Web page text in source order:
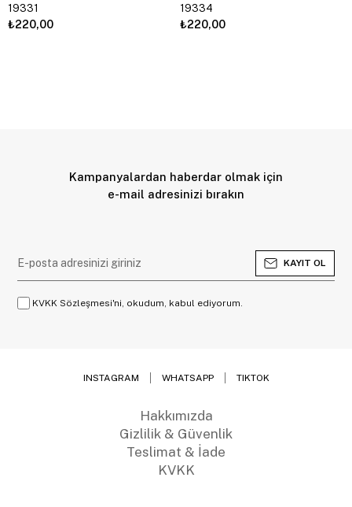
19331
₺220,00
19334
₺220,00
Kampanyalardan haberdar olmak için
e-mail adresinizi bırakın
KAYIT OL
KVKK Sözleşmesi'ni, okudum, kabul ediyorum.
INSTAGRAM WHATSAPP TIKTOK
Hakkımızda
Gizlilik & Güvenlik
Teslimat & İade
KVKK